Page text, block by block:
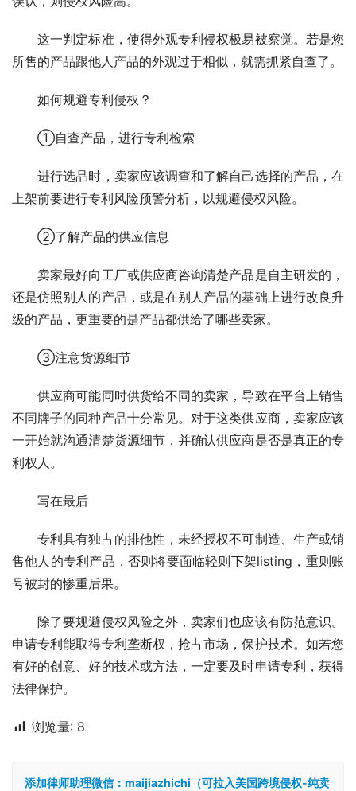
这一判定标准，使得外观专利侵权极易被察觉。若是您
所售的产品跟他人产品的外观过于相似，就需抓紧自查了。
如何规避专利侵权？
①自查产品，进行专利检索
进行选品时，卖家应该调查和了解自己选择的产品，在
上架前要进行专利风险预警分析，以规避侵权风险。
②了解产品的供应信息
卖家最好向工厂或供应商咨询清楚产品是自主研发的，
还是仿照别人的产品，或是在别人产品的基础上进行改良升
级的产品，更重要的是产品都供给了哪些卖家。
③注意货源细节
供应商可能同时供货给不同的卖家，导致在平台上销售
不同牌子的同种产品十分常见。对于这类供应商，卖家应该
一开始就沟通清楚货源细节，并确认供应商是否是真正的专
利权人。
写在最后
专利具有独占的排他性，未经授权不可制造、生产或销
售他人的专利产品，否则将要面临轻则下架listing，重则账
号被封的惨重后果。
除了要规避侵权风险之外，卖家们也应该有防范意识。
申请专利能取得专利垄断权，抢占市场，保护技术。如若您
有好的创意、好的技术或方法，一定要及时申请专利，获得
法律保护。
浏览量: 8
添加律师助理微信：maijiazhichi（可拉入美国跨境侵权-纯卖